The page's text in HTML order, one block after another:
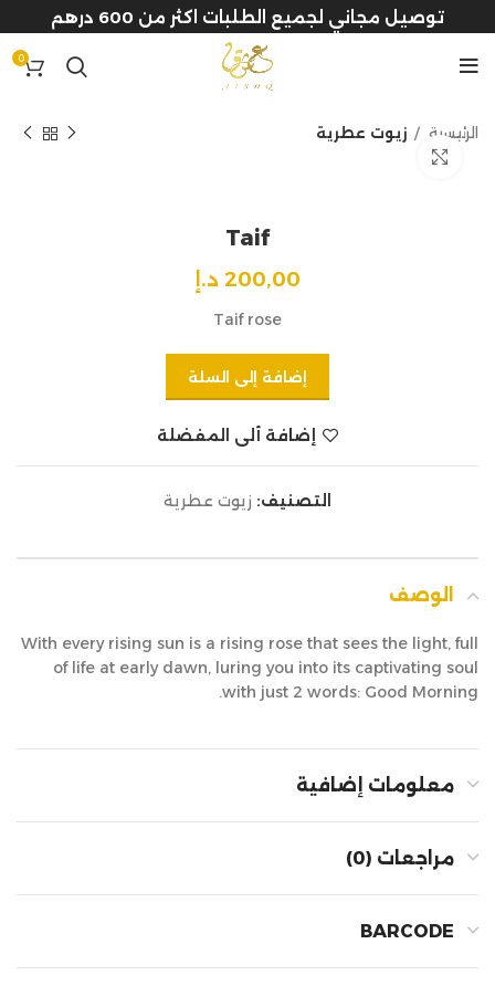
توصيل مجاني لجميع الطلبات اكثر من 600 درهم
0
الرئيسية
زيوت عطرية
Taif
200,00 د.إ
Taif rose
إضافة إلى السلة
إضافة ألى المفضلة
التصنيف: زيوت عطرية
الوصف
With every rising sun is a rising rose that sees the light, full
of life at early dawn, luring you into its captivating soul
with just 2 words: Good Morning.
معلومات إضافية
مراجعات (0)
BARCODE